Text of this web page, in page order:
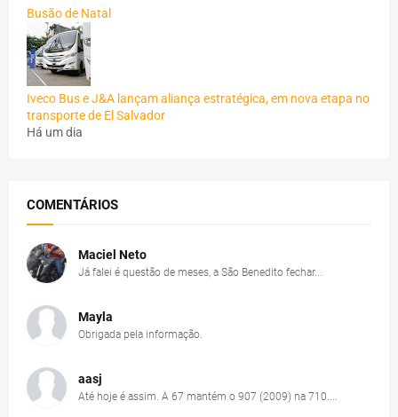
Busão de Natal
Iveco Bus e J&A lançam aliança estratégica, em nova etapa no
transporte de El Salvador
Há um dia
COMENTÁRIOS
Maciel Neto
Já falei é questão de meses, a São Benedito fechar...
Mayla
Obrigada pela informação.
aasj
Até hoje é assim. A 67 mantém o 907 (2009) na 710....